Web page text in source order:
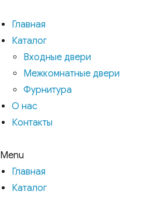
Главная
Каталог
Входные двери
Межкомнатные двери
Фурнитура
О нас
Контакты
Menu
Главная
Каталог